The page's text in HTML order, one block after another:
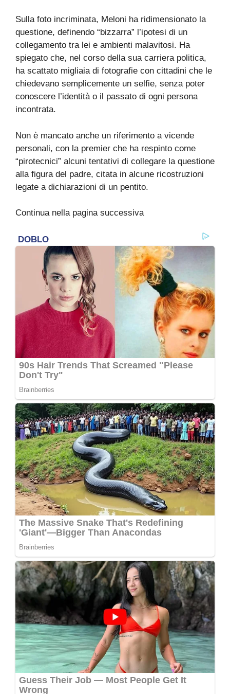
Sulla foto incriminata, Meloni ha ridimensionato la
questione, definendo “bizzarra” l’ipotesi di un
collegamento tra lei e ambienti malavitosi. Ha
spiegato che, nel corso della sua carriera politica,
ha scattato migliaia di fotografie con cittadini che le
chiedevano semplicemente un selfie, senza poter
conoscere l’identità o il passato di ogni persona
incontrata.
Non è mancato anche un riferimento a vicende
personali, con la premier che ha respinto come
“pirotecnici” alcuni tentativi di collegare la questione
alla figura del padre, citata in alcune ricostruzioni
legate a dichiarazioni di un pentito.
Continua nella pagina successiva